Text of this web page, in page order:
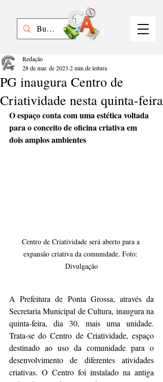
PG inaugura Centro de
Criatividade nesta quinta-feira
Redação
28 de mar. de 2023 2 min de leitura
O espaço conta com uma estética voltada
para o conceito de oficina criativa em
dois amplos ambientes
Centro de Criatividade será aberto para a
expansão criativa da comunidade. Foto:
Divulgação
A Prefeitura de Ponta Grossa, através da
Secretaria Municipal de Cultura, inaugura na
quinta-feira, dia 30, mais uma unidade.
Trata-se do Centro de Criatividade, espaço
destinado ao uso da comunidade para o
desenvolvimento de diferentes atividades
criativas. O Centro foi instalado na antiga